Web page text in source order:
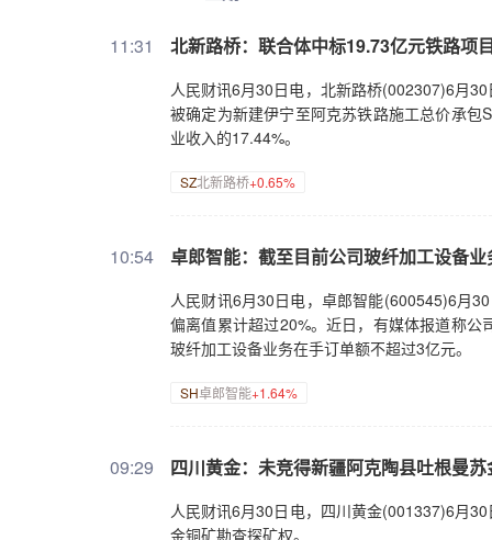
11:31 北新路桥：联合体中标19.73亿元铁路项
人民财讯6月30日电，北新路桥(002307)6月
被确定为新建伊宁至阿克苏铁路施工总价承
业收入的17.44%。
SZ北新路桥+0.65%
10:54 卓郎智能：截至目前公司玻纤加工设备
人民财讯6月30日电，卓郎智能(600545)6月
偏离值累计超过20%。近日，有媒体报道称
玻纤加工设备业务在手订单额不超过3亿元。
SH卓郎智能+1.64%
09:29 四川黄金：未竞得新疆阿克陶县吐根曼
人民财讯6月30日电，四川黄金(001337)6月
金铜矿勘查探矿权。